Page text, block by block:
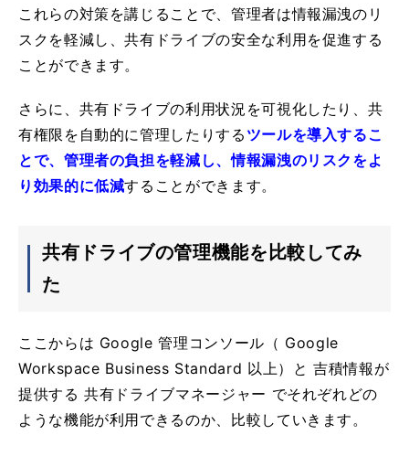
これらの対策を講じることで、管理者は情報漏洩のリ
スクを軽減し、共有ドライブの安全な利用を促進する
ことができます。
さらに、共有ドライブの利用状況を可視化したり、共
有権限を自動的に管理したりする ツールを導入するこ
とで、管理者の負担を軽減し、情報漏洩のリスクをよ
り効果的に低減することができます。
共有ドライブの管理機能を比較してみ
た
ここからは Google 管理コンソール（ Google
Workspace Business Standard 以上）と 吉積情報が
提供する 共有ドライブマネージャー でそれぞれどの
ような機能が利用できるのか、比較していきます。